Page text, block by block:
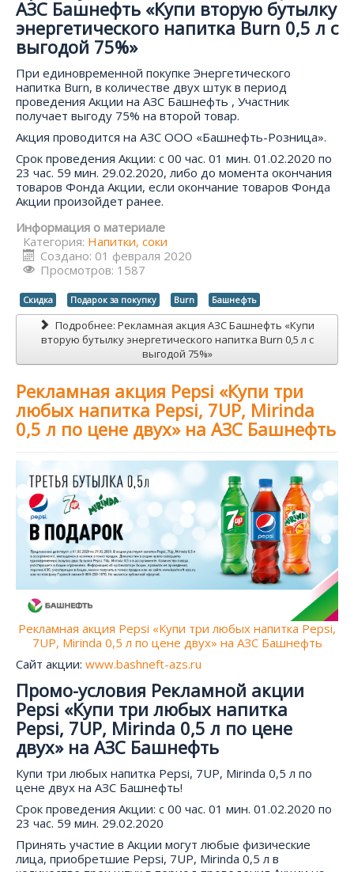
АЗС Башнефть «Купи вторую бутылку
энергетического напитка Burn 0,5 л с
выгодой 75%»
При единовременной покупке Энергетического
напитка Burn, в количестве двух штук в период
проведения Акции на АЗС Башнефть , Участник
получает выгоду 75% на второй товар.
Акция проводится на АЗС ООО «Башнефть-Розница».
Срок проведения Акции: с 00 час. 01 мин. 01.02.2020 по
23 час. 59 мин. 29.02.2020, либо до момента окончания
товаров Фонда Акции, если окончание товаров Фонда
Акции произойдет ранее.
Информация о материале
Категория: Напитки, соки
Создано: 01 февраля 2020
Просмотров: 1587
Скидка Подарок за покупку Burn Башнефть
Подробнее: Рекламная акция АЗС Башнефть «Купи
вторую бутылку энергетического напитка Burn 0,5 л с
выгодой 75%»
Рекламная акция Pepsi «Купи три
любых напитка Pepsi, 7UP, Mirinda
0,5 л по цене двух» на АЗС Башнефть
Рекламная акция Pepsi «Купи три любых напитка Pepsi,
7UP, Mirinda 0,5 л по цене двух» на АЗС Башнефть
Сайт акции: www.bashneft-azs.ru
Промо-условия Рекламной акции
Pepsi «Купи три любых напитка
Pepsi, 7UP, Mirinda 0,5 л по цене
двух» на АЗС Башнефть
Купи три любых напитка Pepsi, 7UP, Mirinda 0,5 л по
цене двух на АЗС Башнефть!
Срок проведения Акции: с 00 час. 01 мин. 01.02.2020 по
23 час. 59 мин. 29.02.2020
Принять участие в Акции могут любые физические
лица, приобретшие Pepsi, 7UP, Mirinda 0,5 л в